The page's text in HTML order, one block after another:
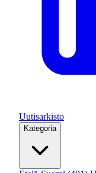
Uutisarkisto
Kategoria